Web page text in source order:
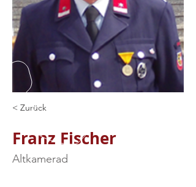
< Zurück
Franz Fischer
Altkamerad